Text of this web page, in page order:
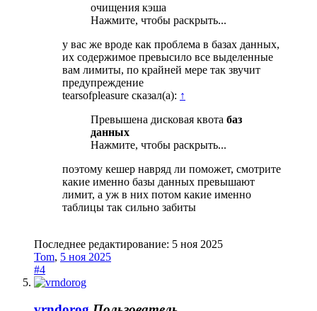
очищения кэша
Нажмите, чтобы раскрыть...
у вас же вроде как проблема в базах данных,
их содержимое превысило все выделенные
вам лимиты, по крайней мере так звучит
предупреждение
tearsofpleasure сказал(а): ↑
Превышена дисковая квота баз
данных
Нажмите, чтобы раскрыть...
поэтому кешер навряд ли поможет, смотрите
какие именно базы данных превышают
лимит, а уж в них потом какие именно
таблицы так сильно забиты
Последнее редактирование: 5 ноя 2025
Tom, 5 ноя 2025
#4